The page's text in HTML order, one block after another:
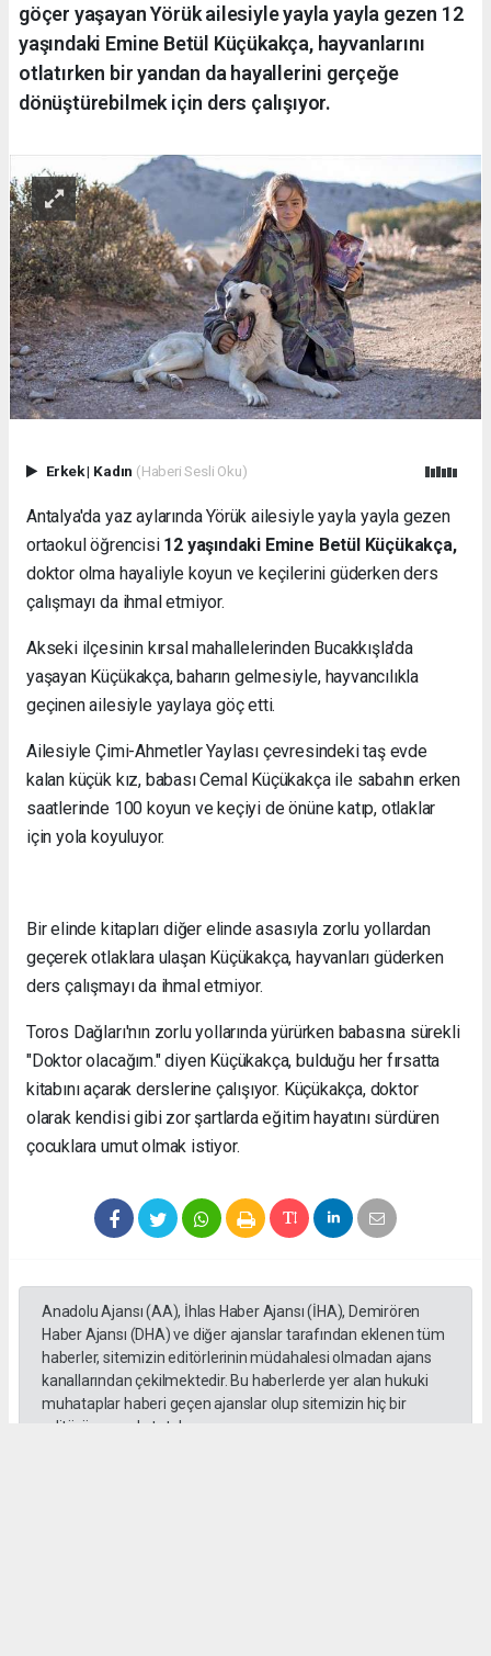
göçer yaşayan Yörük ailesiyle yayla yayla gezen 12
yaşındaki Emine Betül Küçükakça, hayvanlarını
otlatırken bir yandan da hayallerini gerçeğe
dönüştürebilmek için ders çalışıyor.
Erkek| Kadın (Haberi Sesli Oku)
Antalya'da yaz aylarında Yörük ailesiyle yayla yayla gezen
ortaokul öğrencisi 12 yaşındaki Emine Betül Küçükakça,
doktor olma hayaliyle koyun ve keçilerini güderken ders
çalışmayı da ihmal etmiyor.
Akseki ilçesinin kırsal mahallelerinden Bucakkışla'da
yaşayan Küçükakça, baharın gelmesiyle, hayvancılıkla
geçinen ailesiyle yaylaya göç etti.
Ailesiyle Çimi-Ahmetler Yaylası çevresindeki taş evde
kalan küçük kız, babası Cemal Küçükakça ile sabahın erken
saatlerinde 100 koyun ve keçiyi de önüne katıp, otlaklar
için yola koyuluyor.
Bir elinde kitapları diğer elinde asasıyla zorlu yollardan
geçerek otlaklara ulaşan Küçükakça, hayvanları güderken
ders çalışmayı da ihmal etmiyor.
Toros Dağları'nın zorlu yollarında yürürken babasına sürekli
"Doktor olacağım." diyen Küçükakça, bulduğu her fırsatta
kitabını açarak derslerine çalışıyor. Küçükakça, doktor
olarak kendisi gibi zor şartlarda eğitim hayatını sürdüren
çocuklara umut olmak istiyor.
Anadolu Ajansı (AA), İhlas Haber Ajansı (İHA), Demirören
Haber Ajansı (DHA) ve diğer ajanslar tarafından eklenen tüm
haberler, sitemizin editörlerinin müdahalesi olmadan ajans
kanallarından çekilmektedir. Bu haberlerde yer alan hukuki
muhataplar haberi geçen ajanslar olup sitemizin hiç bir
editörü sorumlu tutulamaz...